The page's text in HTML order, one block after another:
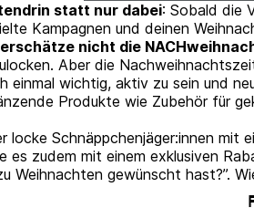
statt nur dabei: Sobald die
Kampagnen und deinen
nicht die
Aber die
einmal wichtig, aktiv zu sein und
Produkte wie Zubehör für
locke Schnäppchenjäger:innen mit
es zudem mit einem exklusiven
Weihnachten gewünscht hast?”.